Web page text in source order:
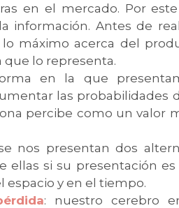
en el mercado. Por
información. Antes de
máximo acerca del
que lo representa.
en la que
las probabilidades
percibe como un valor
nos presentan dos
ellas si su presentación
espacio y en el tiempo.
: nuestro cerebro